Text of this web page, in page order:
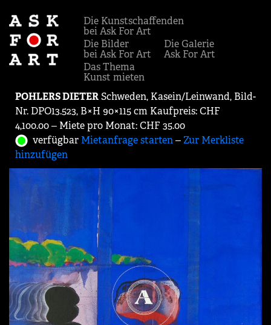
Die Kunstschaffenden
bei Ask For Art
Die Bilder
bei Ask For Art
Die Galerie
Ask For Art
Das Thema
Kunst mieten
POHLERS DIETERSchweden, Kasein/Leinwand, Bild-
Nr. DPO13.523, B×H 90×115 cm Kaufpreis: CHF
4,100.00 ‒ Miete pro Monat: CHF 35.00
verfügbar Mietanfrage starten‒Zur Merkliste
hinzufügen